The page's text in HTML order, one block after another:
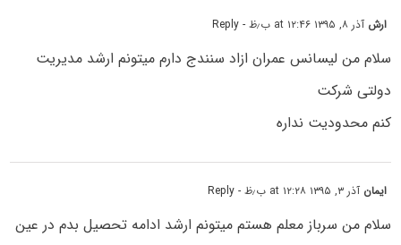
ارش آذر ۸, ۱۳۹۵ at ۱۲:۴۶ ب٫ظ - Reply
سلام من لیسانس عمران ازاد سنندج دارم میتونم ارشد مدیریت
دولتی شرکت
کنم محدودیت نداره
ایمان آذر ۳, ۱۳۹۵ at ۱۲:۲۸ ب٫ظ - Reply
سلام من سرباز معلم هستم میتونم ارشد ادامه تحصیل بدم در عین